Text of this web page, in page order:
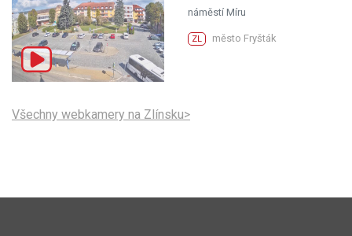
náměstí Míru
ZL město Fryšták
Všechny webkamery na Zlínsku>